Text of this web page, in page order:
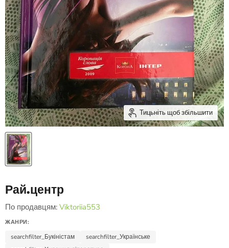
Тицьніть щоб збільшити
Рай.центр
По продавцям: Viktoriia553
ЖАНРИ:
searchfilter_Букіністам
searchfilter_Українське